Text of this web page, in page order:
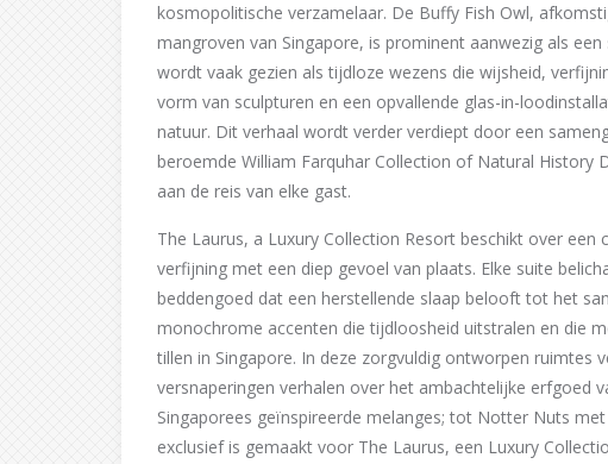
kosmopolitische verzamelaar. De Buffy Fish Owl,
mangroven van Singapore, is prominent aanwezig als
wordt vaak gezien als tijdloze wezens die wijsheid,
vorm van sculpturen en een opvallende glas-in-
natuur. Dit verhaal wordt verder verdiept door een
beroemde William Farquhar Collection of Natural History
aan de reis van elke gast.
The Laurus, a Luxury Collection Resort beschikt over
verfijning met een diep gevoel van plaats. Elke suite
beddengoed dat een herstellende slaap belooft tot het
monochrome accenten die tijdloosheid uitstralen en die
tillen in Singapore. In deze zorgvuldig ontworpen ruimtes
versnaperingen verhalen over het ambachtelijke erfgoed
Singaporees geïnspireerde melanges; tot Notter Nuts
exclusief is gemaakt voor The Laurus, een Luxury